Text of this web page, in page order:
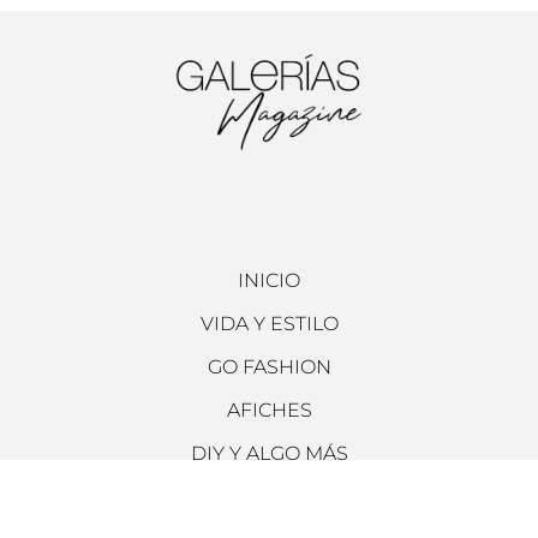
INICIO
VIDA Y ESTILO
GO FASHION
AFICHES
DIY Y ALGO MÁS